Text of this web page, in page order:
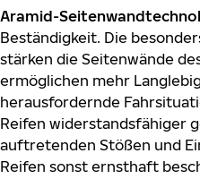
Aramid-
Beständigkeit. Die
stärken die Seitenwände
ermöglichen mehr
herausfordernde
Reifen widerstandsfähiger
auftretenden Stößen und
Reifen sonst ernsthaft